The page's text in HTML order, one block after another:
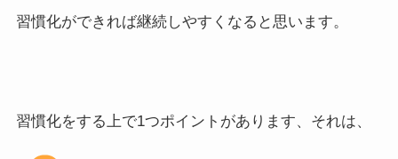
習慣化ができれば継続しやすくなると思います。
習慣化をする上で1つポイントがあります、それは、